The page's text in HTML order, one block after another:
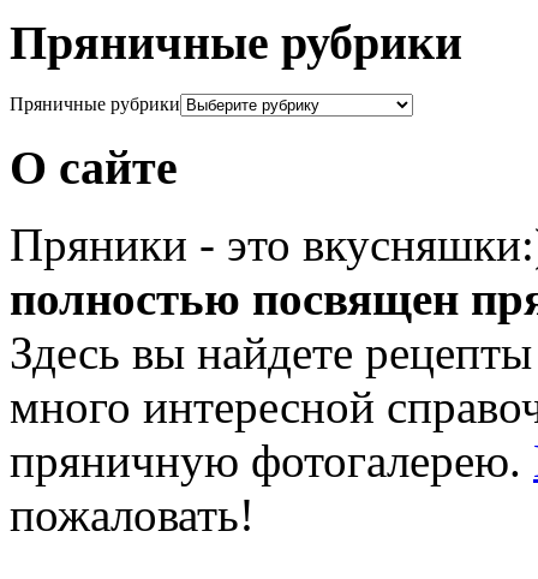
Пряничные рубрики
Пряничные рубрики
О сайте
Пряники - это
полностью посвящен
Здесь вы найдете
много интересной
пряничную фотогалерею.
пожаловать!